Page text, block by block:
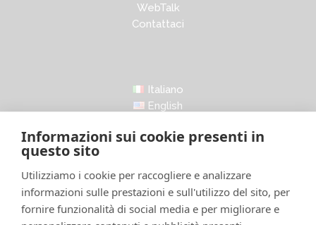
Informazioni sui cookie presenti in
questo sito
Utilizziamo i cookie per raccogliere e analizzare
informazioni sulle prestazioni e sull'utilizzo del sito, per
fornire funzionalità di social media e per migliorare e
WebTalk
Contattaci
Italiano
English
LinkedIn
Facebook
Instagram
X